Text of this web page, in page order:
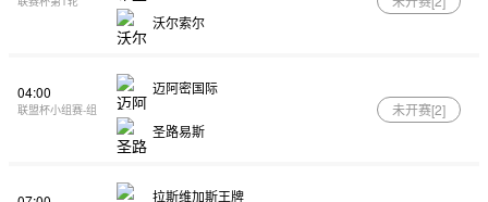
沃尔索尔
04:00
联盟杯小组赛-组
迈阿密国际
圣路易斯
未开赛[2]
拉斯维加斯王牌